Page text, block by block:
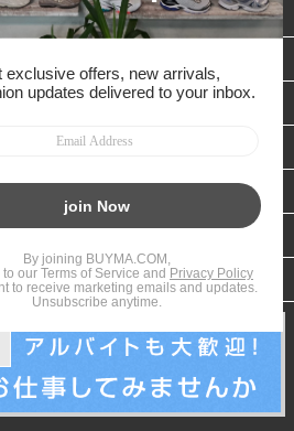
安心への取り組み
BUYMA CARD
特定商取引法に関する表記(出品者)
会社案内